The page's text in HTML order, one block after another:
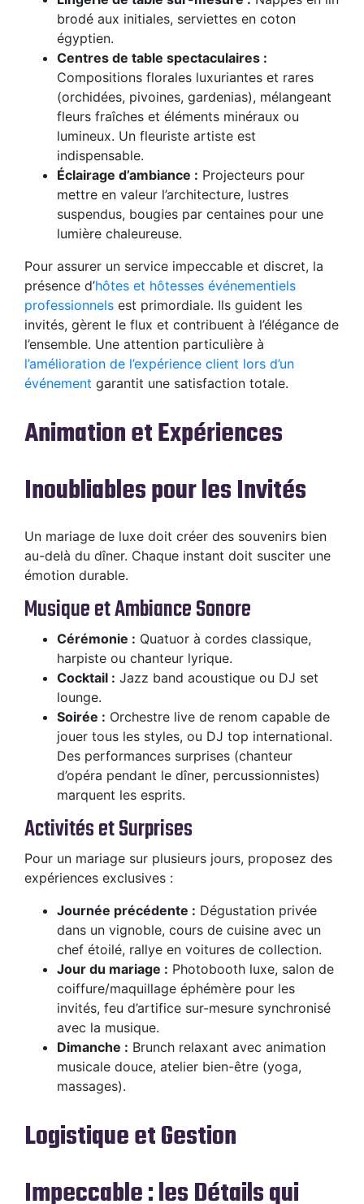
brodé aux initiales, serviettes en coton
égyptien.
Centres de table spectaculaires :
Compositions florales luxuriantes et rares
(orchidées, pivoines, gardenias), mélangeant
fleurs fraîches et éléments minéraux ou
lumineux. Un fleuriste artiste est
indispensable.
Éclairage d’ambiance : Projecteurs pour
mettre en valeur l’architecture, lustres
suspendus, bougies par centaines pour une
lumière chaleureuse.
Pour assurer un service impeccable et discret, la
présence d’hôtes et hôtesses événementiels
professionnels est primordiale. Ils guident les
invités, gèrent le flux et contribuent à l’élégance de
l’ensemble. Une attention particulière à
l’amélioration de l’expérience client lors d’un
événement garantit une satisfaction totale.
Animation et Expériences
Inoubliables pour les Invités
Un mariage de luxe doit créer des souvenirs bien
au-delà du dîner. Chaque instant doit susciter une
émotion durable.
Musique et Ambiance Sonore
Cérémonie : Quatuor à cordes classique,
harpiste ou chanteur lyrique.
Cocktail : Jazz band acoustique ou DJ set
lounge.
Soirée : Orchestre live de renom capable de
jouer tous les styles, ou DJ top international.
Des performances surprises (chanteur
d’opéra pendant le dîner, percussionnistes)
marquent les esprits.
Activités et Surprises
Pour un mariage sur plusieurs jours, proposez des
expériences exclusives :
Journée précédente : Dégustation privée
dans un vignoble, cours de cuisine avec un
chef étoilé, rallye en voitures de collection.
Jour du mariage : Photobooth luxe, salon de
coiffure/maquillage éphémère pour les
invités, feu d’artifice sur-mesure synchronisé
avec la musique.
Dimanche : Brunch relaxant avec animation
musicale douce, atelier bien-être (yoga,
massages).
Logistique et Gestion
Impeccable : les Détails qui